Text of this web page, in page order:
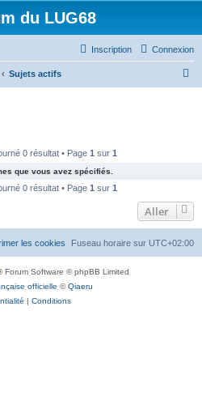
du LUG68
Connexion
Inscription
Sujets actifs
e
r
0 résultat • Page 1 sur 1
que vous avez spécifiés.
0 résultat • Page 1 sur 1
Aller
Fuseau horaire sur UTC+02:00
les cookies
Forum Software © phpBB Limited
officielle ©Qiaeru
| Conditions